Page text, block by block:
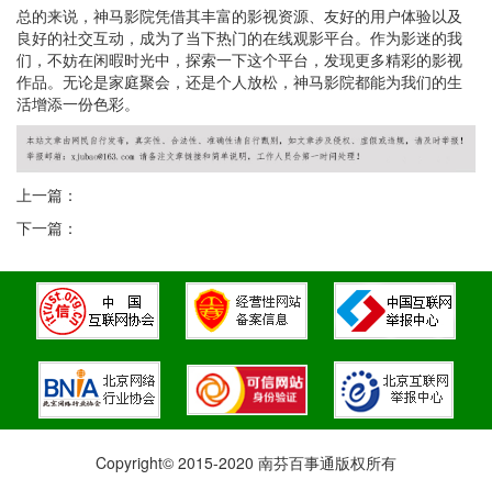
总的来说，神马影院凭借其丰富的影视资源、友好的用户体验以及
良好的社交互动，成为了当下热门的在线观影平台。作为影迷的我
们，不妨在闲暇时光中，探索一下这个平台，发现更多精彩的影视
作品。无论是家庭聚会，还是个人放松，神马影院都能为我们的生
活增添一份色彩。
上一篇：
下一篇：
Copyright© 2015-2020 南芬百事通版权所有